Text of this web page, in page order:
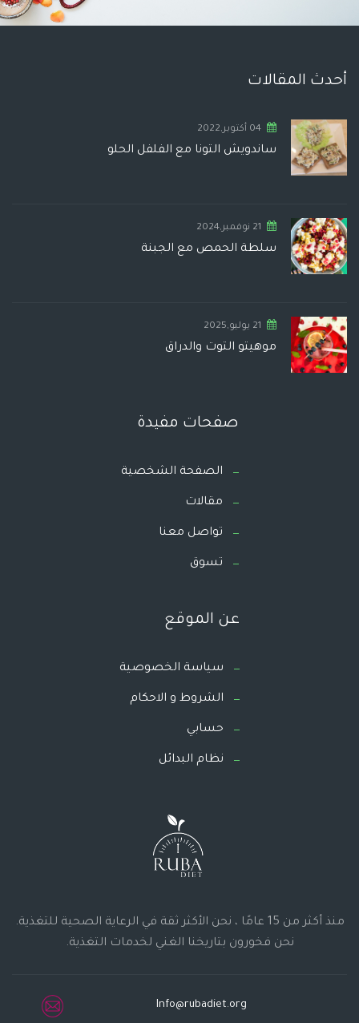
أحدث المقالات
04 أكتوبر,2022
ساندويش التونا مع الفلفل الحلو
21 نوفمبر,2024
سلطة الحمص مع الجبنة
21 يوليو,2025
موهيتو التوت والدراق
صفحات مفيدة
الصفحة الشخصية
مقالات
تواصل معنا
تسوق
عن الموقع
سياسة الخصوصية
الشروط و الاحكام
حسابي
نظام البدائل
منذ أكثر من 15 عامًا ، نحن الأكثر ثقة في الرعاية الصحية للتغذية.
نحن فخورون بتاريخنا الغني لخدمات التغذية.
Info@rubadiet.org